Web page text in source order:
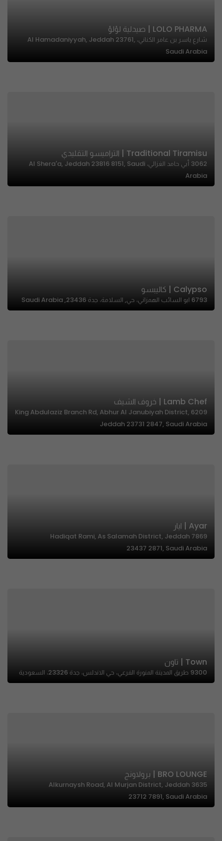
LOLO PHARMA | صيدلية لؤلؤ
شارع ياسر بن عامر الكناني، Al Hamadaniyyah, Jeddah 23761,
Saudi Arabia
Traditional Tiramisu | التراميسو التقليدي
3062 أبي حامد الغزالي، Al Shera'a, Jeddah 23816 8151, Saudi
Arabia
Calypso | كاليبسو
6793 ابو السائب الهمزاني، حي, السلامة، جدة 23436, Saudi Arabia
Lamb Chef | خروف الشيف
6209 King Abdulaziz Branch Rd, Abhur Al Janubiyah District,
Jeddah 23731 2847, Saudi Arabia
Ayar | ايار
7869 Hadiqat Rami, As Salamah District, Jeddah
23437 2871, Saudi Arabia
Town | تاون
9300 طريق المدينة المنورة الفرعي، حي الاندلس، جدة 23326، السعودية
BRO LOUNGE | برولاونج
3635 Alkurnaysh Road, Al Murjan District, Jeddah
23712 7891, Saudi Arabia